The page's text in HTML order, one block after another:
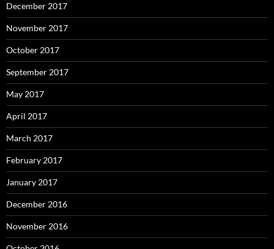
December 2017
November 2017
October 2017
September 2017
May 2017
April 2017
March 2017
February 2017
January 2017
December 2016
November 2016